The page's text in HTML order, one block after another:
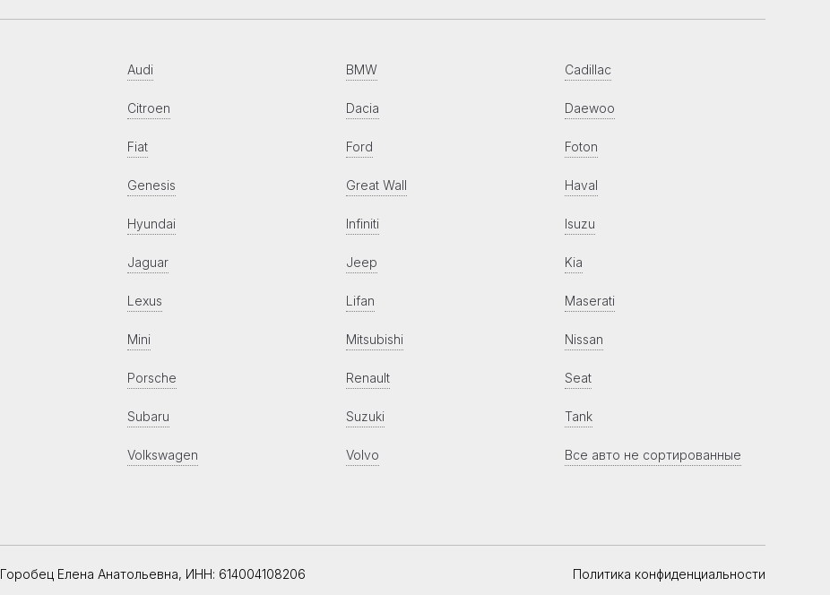
Audi BMW Cadillac
Citroen Dacia Daewoo
Fiat Ford Foton
Genesis Great Wall Haval
Hyundai Infiniti Isuzu
Jaguar Jeep Kia
Lexus Lifan Maserati
Mini Mitsubishi Nissan
Porsche Renault Seat
Subaru Suzuki Tank
Volkswagen Volvo Все авто не сортированные
Горобец Елена Анатольевна, ИНН: 614004108206 Политика конфиденциальности